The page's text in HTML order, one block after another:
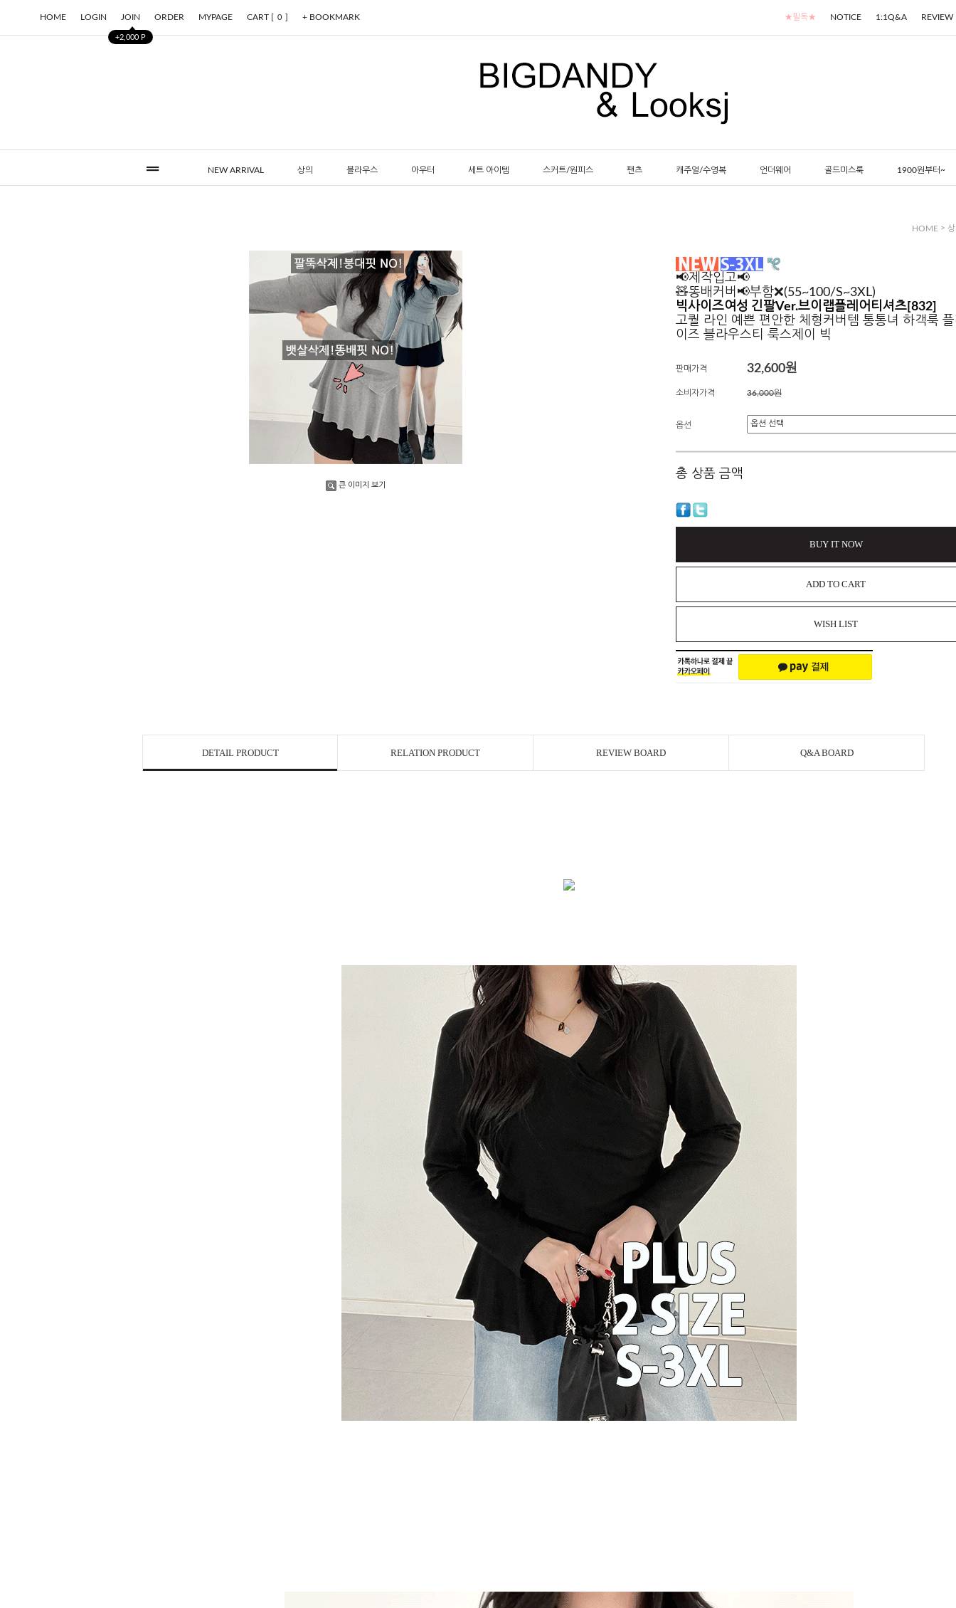
HOME LOGIN JOIN
+2,000 P
ORDER MYPAGE CART [ 0 ] + BOOKMARK ★필독★ NOTICE 1:1Q&A REVIEW
NEW ARRIVAL 상의 블라우스 아우터 세트 아이템 스커트/원피스 팬츠 캐주얼/수영복 언더웨어 골드미스룩 1900원부터~
HOME >
큰 이미지 보기
📢제작입고📢
🧸똥배커버📢부함❌(55~100/S~3XL)
빅사이즈여성 긴팔Ver.브이랩플레어티셔츠[832]
고퀄 라인 예쁜 편안한 체형커버템 통통녀 하객룩
이즈 블라우스티 룩스제이 빅
판매가격 32,600원
소비자가격 36,000원
옵션
총 상품 금액
BUY IT NOW
ADD TO CART
WISH LIST
DETAIL PRODUCT RELATION PRODUCT REVIEW BOARD Q&A BOARD